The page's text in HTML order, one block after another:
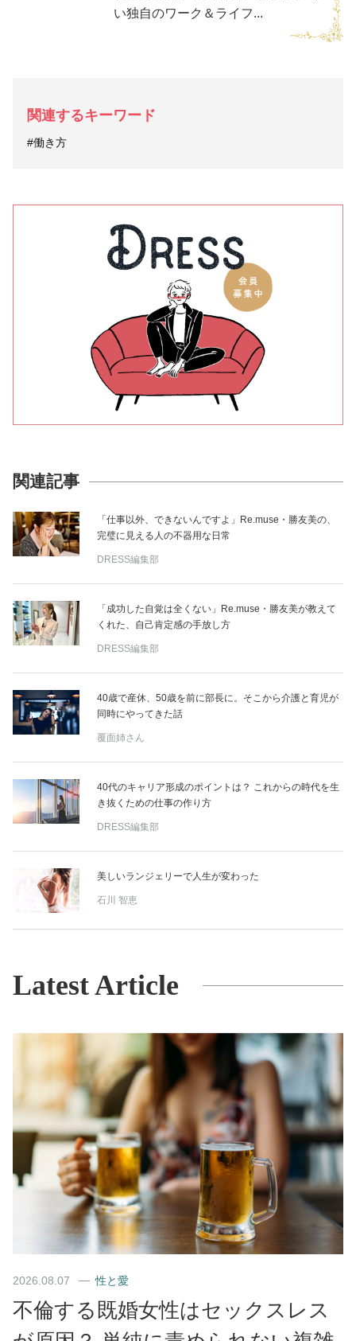
い独自のワーク＆ライフ...
関連するキーワード
#働き方
関連記事
「仕事以外、できないんですよ」Re.muse・勝友美の、
完璧に見える人の不器用な日常
DRESS編集部
「成功した自覚は全くない」Re.muse・勝友美が教えて
くれた、自己肯定感の手放し方
DRESS編集部
40歳で産休、50歳を前に部長に。そこから介護と育児が
同時にやってきた話
覆面姉さん
40代のキャリア形成のポイントは？ これからの時代を生
き抜くための仕事の作り方
DRESS編集部
美しいランジェリーで人生が変わった
石川 智恵
Latest Article
2026.08.07 性と愛
不倫する既婚女性はセックスレス